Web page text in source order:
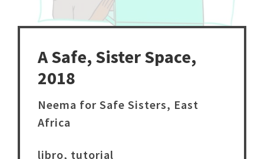
A Safe, Sister Space,
2018
Neema for Safe Sisters, East
Africa
libro, tutorial